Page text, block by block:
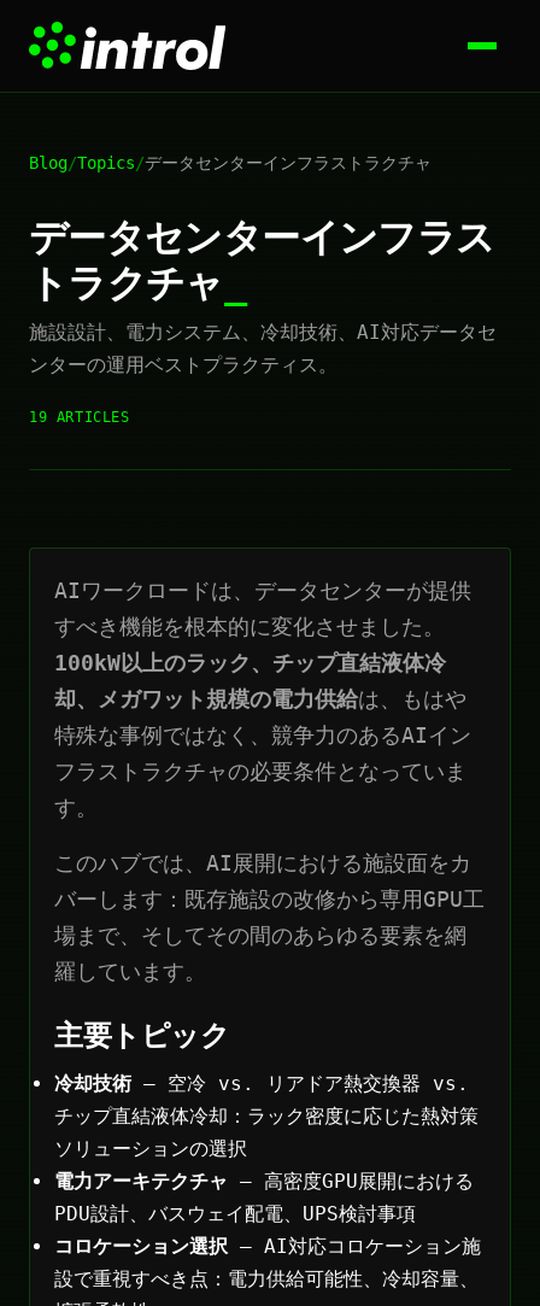
Blog/Topics/データセンターインフラストラクチャ
データセンターインフラス
トラクチャ
施設設計、電力システム、冷却技術、AI対応データセ
ンターの運用ベストプラクティス。
19 ARTICLES
AIワークロードは、データセンターが提供
すべき機能を根本的に変化させました。
100kW以上のラック、チップ直結液体冷
却、メガワット規模の電力供給は、もはや
特殊な事例ではなく、競争力のあるAIイン
フラストラクチャの必要条件となっていま
す。
このハブでは、AI展開における施設面をカ
バーします：既存施設の改修から専用GPU工
場まで、そしてその間のあらゆる要素を網
羅しています。
主要トピック
冷却技術 — 空冷 vs. リアドア熱交換器 vs.
チップ直結液体冷却：ラック密度に応じた熱対策
ソリューションの選択
電力アーキテクチャ
— 高密度GPU展開における
PDU設計、バスウェイ配電、UPS検討事項
コロケーション選択 — AI対応コロケーション施
設で重視すべき点：電力供給可能性、冷却容量、